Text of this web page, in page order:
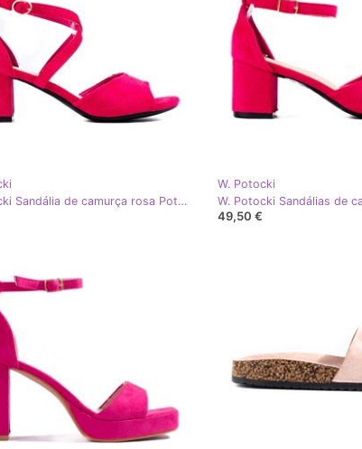
W. Potocki Sandália de camurça rosa Potocki
W. Potocki
49,50 €